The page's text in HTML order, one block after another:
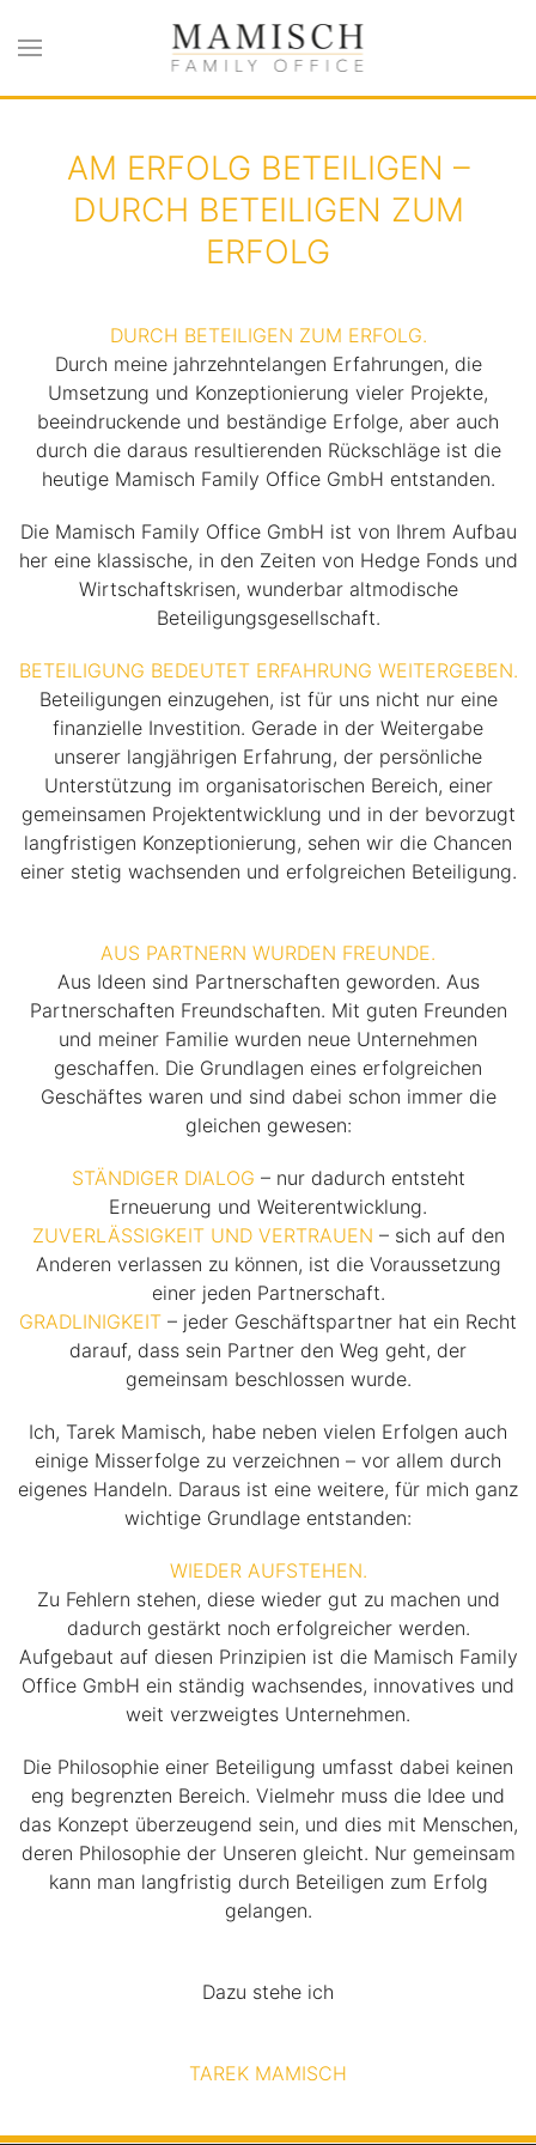
Zum Hauptinhalt springen
AM ERFOLG BETEILIGEN –
DURCH BETEILIGEN ZUM
ERFOLG
DURCH BETEILIGEN ZUM ERFOLG.
Durch meine jahrzehntelangen Erfahrungen, die
Umsetzung und Konzeptionierung vieler Projekte,
beeindruckende und beständige Erfolge, aber auch
durch die daraus resultierenden Rückschläge ist die
heutige Mamisch Family Office GmbH entstanden.
Die Mamisch Family Office GmbH ist von Ihrem Aufbau
her eine klassische, in den Zeiten von Hedge Fonds und
Wirtschaftskrisen, wunderbar altmodische
Beteiligungsgesellschaft.
BETEILIGUNG BEDEUTET ERFAHRUNG WEITERGEBEN.
Beteiligungen einzugehen, ist für uns nicht nur eine
finanzielle Investition. Gerade in der Weitergabe
unserer langjährigen Erfahrung, der persönliche
Unterstützung im organisatorischen Bereich, einer
gemeinsamen Projektentwicklung und in der bevorzugt
langfristigen Konzeptionierung, sehen wir die Chancen
einer stetig wachsenden und erfolgreichen Beteiligung.
AUS PARTNERN WURDEN FREUNDE.
Aus Ideen sind Partnerschaften geworden. Aus
Partnerschaften Freundschaften. Mit guten Freunden
und meiner Familie wurden neue Unternehmen
geschaffen. Die Grundlagen eines erfolgreichen
Geschäftes waren und sind dabei schon immer die
gleichen gewesen:
STÄNDIGER DIALOG – nur dadurch entsteht
Erneuerung und Weiterentwicklung.
ZUVERLÄSSIGKEIT UND VERTRAUEN – sich auf den
Anderen verlassen zu können, ist die Voraussetzung
einer jeden Partnerschaft.
GRADLINIGKEIT – jeder Geschäftspartner hat ein Recht
darauf, dass sein Partner den Weg geht, der
gemeinsam beschlossen wurde.
Ich, Tarek Mamisch, habe neben vielen Erfolgen auch
einige Misserfolge zu verzeichnen – vor allem durch
eigenes Handeln. Daraus ist eine weitere, für mich ganz
wichtige Grundlage entstanden:
WIEDER AUFSTEHEN.
Zu Fehlern stehen, diese wieder gut zu machen und
dadurch gestärkt noch erfolgreicher werden.
Aufgebaut auf diesen Prinzipien ist die Mamisch Family
Office GmbH ein ständig wachsendes, innovatives und
weit verzweigtes Unternehmen.
Die Philosophie einer Beteiligung umfasst dabei keinen
eng begrenzten Bereich. Vielmehr muss die Idee und
das Konzept überzeugend sein, und dies mit Menschen,
deren Philosophie der Unseren gleicht. Nur gemeinsam
kann man langfristig durch Beteiligen zum Erfolg
gelangen.
Dazu stehe ich
TAREK MAMISCH